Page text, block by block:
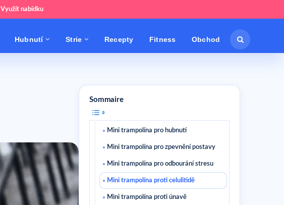
Využít nabídku
Hubnutí Strie Recepty Fitness Obchod
Sommaire
Mini trampolína pro hubnutí
Mini trampolína pro zpevnění postavy
Mini trampolína pro odbourání stresu
Mini trampolína proti celulitidě
Mini trampolína proti únavě